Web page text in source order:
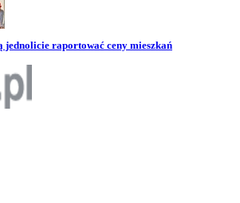
jednolicie raportować ceny mieszkań